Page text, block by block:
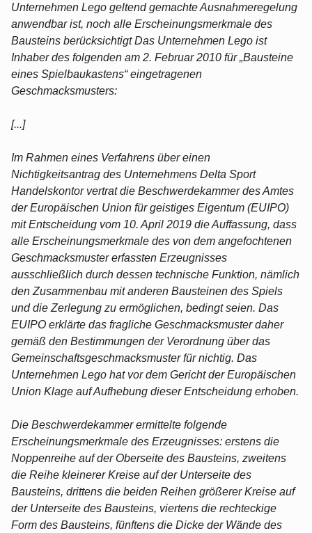
Unternehmen Lego geltend gemachte Ausnahmeregelung
anwendbar ist, noch alle Erscheinungsmerkmale des
Bausteins berücksichtigt Das Unternehmen Lego ist
Inhaber des folgenden am 2. Februar 2010 für „Bausteine
eines Spielbaukastens“ eingetragenen
Geschmacksmusters:
[...]
Im Rahmen eines Verfahrens über einen
Nichtigkeitsantrag des Unternehmens Delta Sport
Handelskontor vertrat die Beschwerdekammer des Amtes
der Europäischen Union für geistiges Eigentum (EUIPO)
mit Entscheidung vom 10. April 2019 die Auffassung, dass
alle Erscheinungsmerkmale des von dem angefochtenen
Geschmacksmuster erfassten Erzeugnisses
ausschließlich durch dessen technische Funktion, nämlich
den Zusammenbau mit anderen Bausteinen des Spiels
und die Zerlegung zu ermöglichen, bedingt seien. Das
EUIPO erklärte das fragliche Geschmacksmuster daher
gemäß den Bestimmungen der Verordnung über das
Gemeinschaftsgeschmacksmuster für nichtig. Das
Unternehmen Lego hat vor dem Gericht der Europäischen
Union Klage auf Aufhebung dieser Entscheidung erhoben.
Die Beschwerdekammer ermittelte folgende
Erscheinungsmerkmale des Erzeugnisses: erstens die
Noppenreihe auf der Oberseite des Bausteins, zweitens
die Reihe kleinerer Kreise auf der Unterseite des
Bausteins, drittens die beiden Reihen größerer Kreise auf
der Unterseite des Bausteins, viertens die rechteckige
Form des Bausteins, fünftens die Dicke der Wände des